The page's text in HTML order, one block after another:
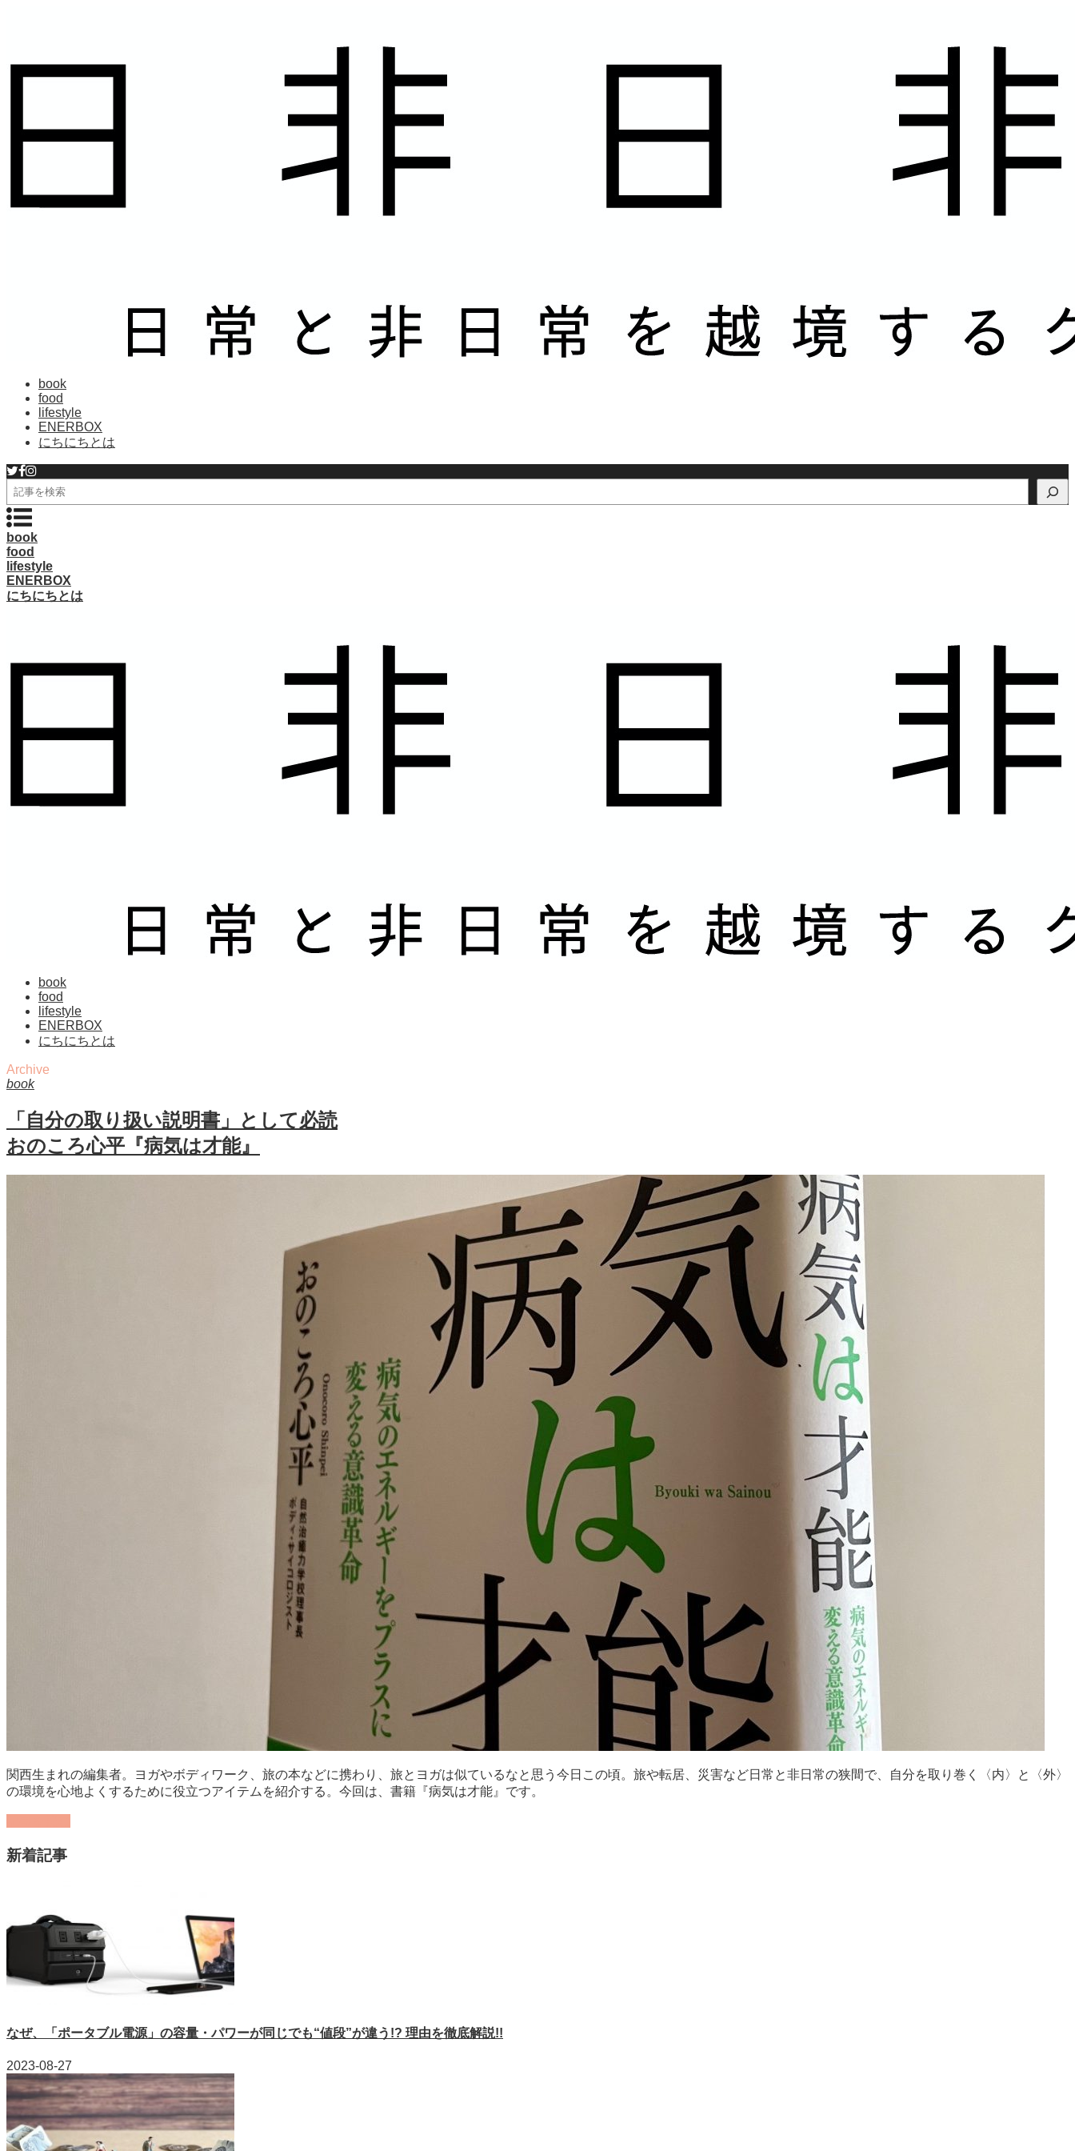
book
food
lifestyle
ENERBOX
にちにちとは
検
索
book
food
lifestyle
ENERBOX
にちにちとは
book
food
lifestyle
ENERBOX
にちにちとは
Archive
book
「自分の取り扱い説明書」として必読
おのころ心平『病気は才能』
関西生まれの編集者。ヨガやボディワーク、旅の本などに携わり、旅とヨガは似ているなと思う今日この頃。旅や転居、災害など日常と非日常の狭間で、自分を取り巻く〈内〉と〈外〉
の環境を心地よくするために役立つアイテムを紹介する。今回は、書籍『病気は才能』です。
新着記事
なぜ、「ポータブル電源」の容量・パワーが同じでも“値段”が違う!? 理由を徹底解説!!
2023-08-27